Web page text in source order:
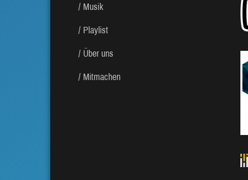
Musik
Playlist
Über uns
Mitmachen